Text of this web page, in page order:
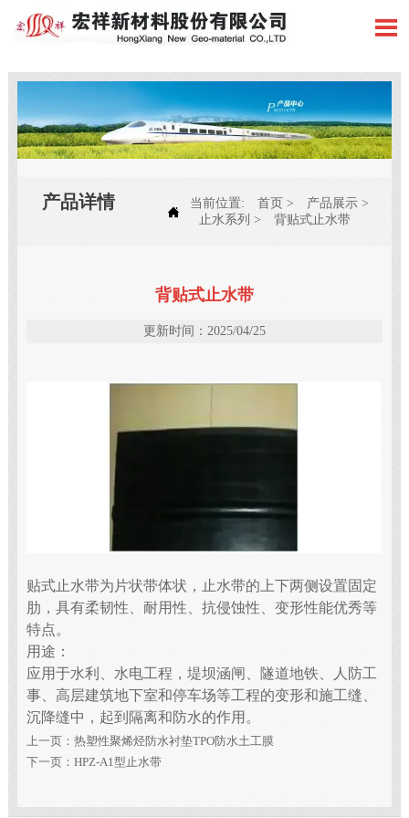

产品详情 
当前位置: 首页 > 产品展示 >
止水系列 > 背贴式止水带
背贴式止水带
更新时间：2025/04/25
贴式止水带为片状带体状，止水带的上下两侧设置固定
肋，具有柔韧性、耐用性、抗侵蚀性、变形性能优秀等
特点。
用途：
应用于水利、水电工程，堤坝涵闸、隧道地铁、人防工
事、高层建筑地下室和停车场等工程的变形和施工缝、
沉降缝中，起到隔离和防水的作用。
上一页： 热塑性聚烯烃防水衬垫TPO防水土工膜
下一页： HPZ-A1型止水带